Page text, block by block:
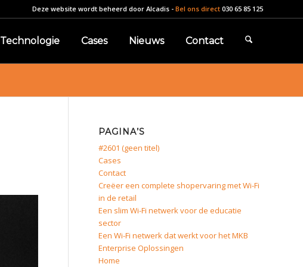
Deze website wordt beheerd door Alcadis - Bel ons direct 030 65 85 125
Technologie Cases Nieuws Contact
PAGINA’S
#2601 (geen titel)
Cases
Contact
Creëer een complete shopervaring met Wi-Fi
in de retail
Een slim Wi-Fi netwerk voor de educatie
sector
Een Wi-Fi netwerk dat werkt voor het MKB
Enterprise Oplossingen
Home